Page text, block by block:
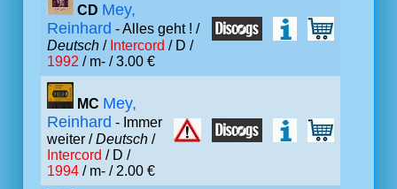
CD Mey,
Reinhard - Alles geht ! /
Deutsch / Intercord / D /
1992 / m- / 3.00 €
MC Mey,
Reinhard - Immer
weiter /Deutsch /
Intercord / D /
1994 / m- / 2.00 €